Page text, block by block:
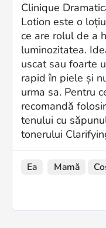
Clinique
Lotion este o
ce are rolul de a
luminozitatea.
uscat sau foarte
rapid în piele și
urma sa. Pentru
recomandă
tenului cu
tonerului
Ea Mamă